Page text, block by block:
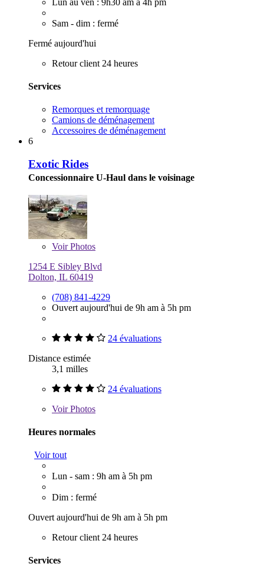
Sam - dim : fermé
Fermé aujourd'hui
Retour client 24 heures
Services
Remorques et remorquage
Camions de déménagement
Accessoires de déménagement
6
Exotic Rides
Concessionnaire U-Haul dans le voisinage
VoirPhotos
1254 E Sibley Blvd
Dolton, IL 60419
(708) 841-4229
Ouvert aujourd'hui de 9h am à 5h pm
24 évaluations
Distance estimée
3,1 milles
24 évaluations
VoirPhotos
Heures normales
Voir tout
Lun - sam : 9h am à 5h pm
Dim : fermé
Ouvert aujourd'hui de 9h am à 5h pm
Retour client 24 heures
Services